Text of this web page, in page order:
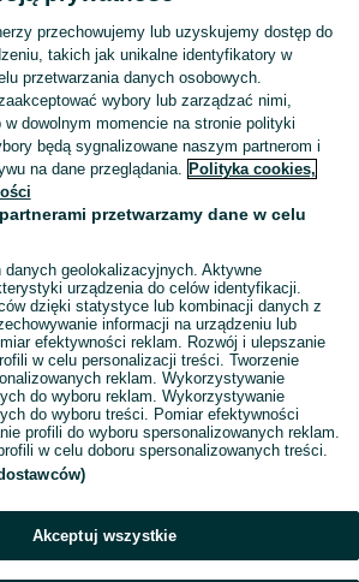
Skorzystaj z największego serwisu ogłoszeniowego - Rybaki i okolice! Kupuj to, czego pragniesz i sprzedawaj to, czego już nie potrzebujesz! Zobacz
przechowujemy lub uzyskujemy dostęp do
takich jak unikalne identyfikatory w
przetwarzania danych osobowych.
wybory lub zarządzać nimi,
w dowolnym momencie na stronie polityki
będą sygnalizowane naszym partnerom i
na dane przeglądania. Polityka cookies,
przetwarzamy dane w celu
danych geolokalizacyjnych. Aktywne
urządzenia do celów identyfikacji.
dzięki statystyce lub kombinacji danych z
informacji na urządzeniu lub
efektywności reklam. Rozwój i ulepszanie
w celu personalizacji treści. Tworzenie
reklam. Wykorzystywanie
do wyboru reklam. Wykorzystywanie
do wyboru treści. Pomiar efektywności
profili do wyboru spersonalizowanych reklam.
w celu doboru spersonalizowanych treści.
Akceptuj wszystkie